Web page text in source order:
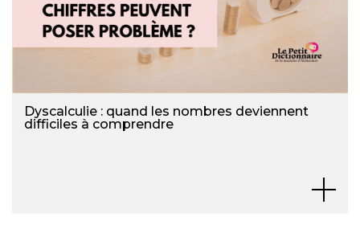
Dyscalculie : quand les nombres deviennent
difficiles à comprendre